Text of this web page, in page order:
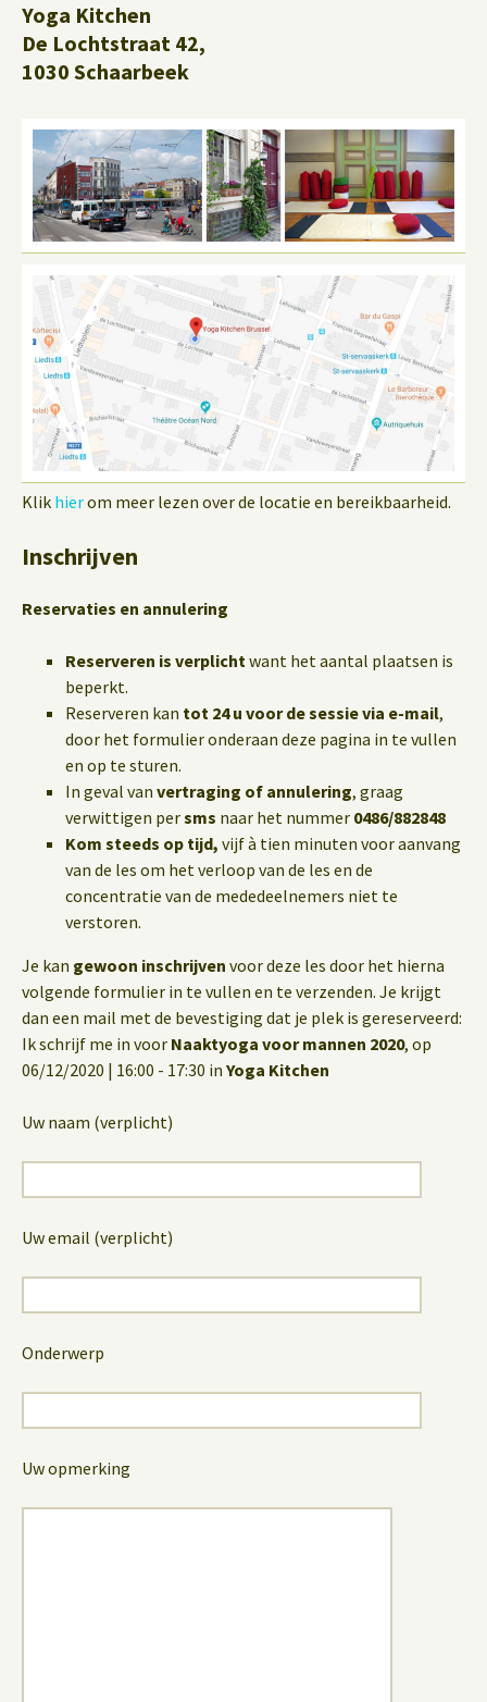
Yoga Kitchen
De Lochtstraat 42,
1030 Schaarbeek
Klik hierom meer lezen over de locatie en bereikbaarheid.
Inschrijven
Reservaties en annulering
Reserveren is verplichtwant het aantal plaatsen is
beperkt.
Reserveren kan tot 24 u voor de sessie via e-mail,
door het formulier onderaan deze pagina in te vullen
en op te sturen.
In geval van vertraging of annulering, graag
verwittigen persms naar het nummer 0486/882848
Kom steeds op tijd, vijf à tien minuten voor aanvang
van de les om het verloop van de les en de
concentratie van de mededeelnemers niet te
verstoren.
Je kan gewoon inschrijven voor deze les door het hierna
volgende formulier in te vullen en te verzenden. Je krijgt
dan een mail met de bevestiging dat je plek is gereserveerd:
Ik schrijf me in voor Naaktyoga voor mannen 2020, op
06/12/2020 | 16:00 - 17:30 in Yoga Kitchen
Uw naam (verplicht)
Uw email (verplicht)
Onderwerp
Uw opmerking